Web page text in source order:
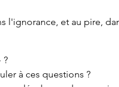
l'ignorance, et au pire,
?
à ces questions ?